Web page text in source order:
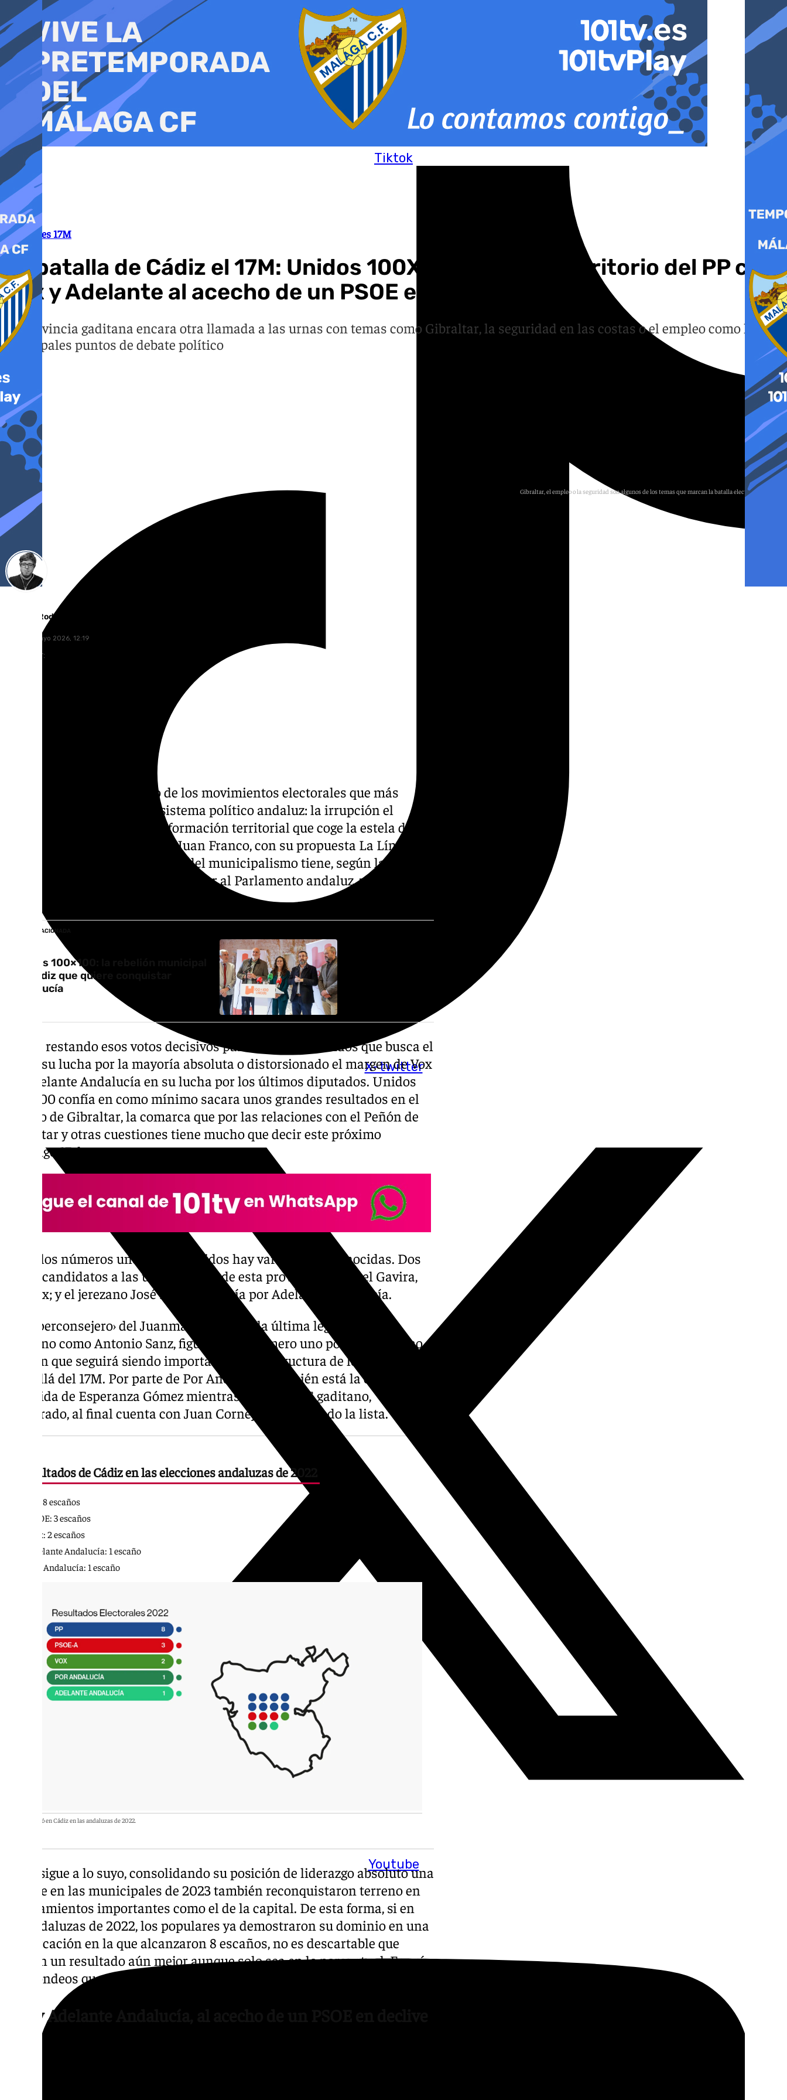
al
contenido
Tiktok
X-twitter
Youtube
Elecciones 17M
La batalla de Cádiz el 17M: Unidos 100X100 agita un territorio del PP con
Vox y Adelante al acecho de un PSOE en crisis
La provincia gaditana encara otra llamada a las urnas con temas como Gibraltar, la seguridad en las costas o el empleo como los
principales puntos de debate político
Gibraltar, el empleo o la seguridad son algunos de los temas que marcan la batalla electoral en Cádiz.
Enrique Rodríguez
lunes, 11 mayo 2026, 12:19
Compartir:
Este 17M en Cádiz hay uno de los movimientos electorales que más
llaman la atención del ecosistema político andaluz: la irrupción el
partido 100×100 Unidos, la formación territorial que coge la estela del
éxito del alcalde de La Línea, Juan Franco, con su propuesta La Línea
100×100. Este proyecto nacido del municipalismo tiene, según las
encuestas, pocas opciones de entrar al Parlamento andaluz, pero sí
NOTICIA RELACIONADA
Unidos 100×100: la rebelión municipal
de Cádiz que quiere conquistar
Andalucía
Ya sea restando esos votos decisivos para escaños divididos que busca el
PP en su lucha por la mayoría absoluta o distorsionado el margen de Vox
y a Adelante Andalucía en su lucha por los últimos diputados. Unidos
100×100 confía en como mínimo sacara unos grandes resultados en el
Campo de Gibraltar, la comarca que por las relaciones con el Peñón de
Gibraltar y otras cuestiones tiene mucho que decir este próximo
domingo 17 de mayo.
Entre los números uno de los partidos hay varias caras conocidas. Dos
de los candidatos a las urnas parten de esta provincia: Manuel Gavira,
por Vox; y el jerezano José Ignacio García por Adelante Andalucía.
El ‹súperconsejero› del Juanma Moreno en la última legislatura, un
veterano como Antonio Sanz, figura como número uno por el PP y como
alguien que seguirá siendo importante en la estructura de los populares
más allá del 17M. Por parte de Por Andalucía también está la cara
conocida de Esperanza Gómez mientras que el PSOE gaditano,
fracturado, al final cuenta con Juan Cornejo encabezando la lista.
Resultados de Cádiz en las elecciones andaluzas de 2022
PP: 8 escaños
PSOE: 3 escaños
Vox: 2 escaños
Adelante Andalucía: 1 escaño
Por Andalucía: 1 escaño
Así se votó en Cádiz en las andaluzas de 2022.
El PP sigue a lo suyo, consolidando su posición de liderazgo absoluto una
vez que en las municipales de 2023 también reconquistaron terreno en
ayuntamientos importantes como el de la capital. De esta forma, si en
las andaluzas de 2022, los populares ya demostraron su dominio en una
demarcación en la que alcanzaron 8 escaños, no es descartable que
saquen un resultado aún mejor aunque solo sea en lo porcentual. Eso sí,
hay sondeos que rebajan la expectativa a los siete escaños.
Vox y Adelante Andalucía, al acecho de un PSOE en declive